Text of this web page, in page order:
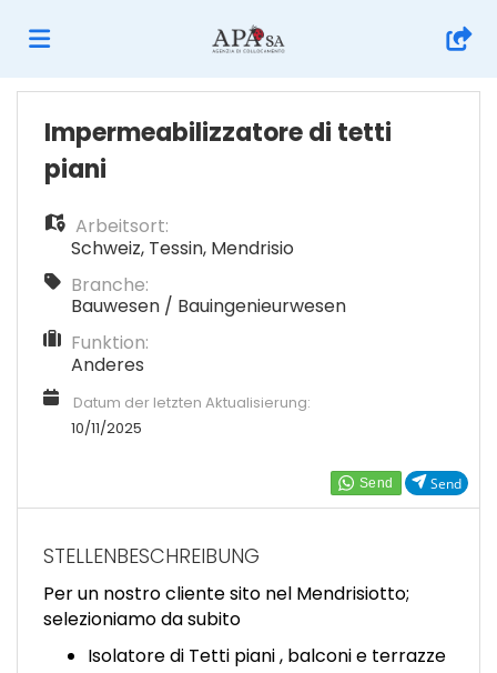
hochladen
Anmelden
Sprache
EN
IT
Send
Impermeabilizzatore di tetti
piani
Arbeitsort:
Schweiz, Tessin, Mendrisio
Branche:
Bauwesen / Bauingenieurwesen
Funktion:
Anderes
Datum der letzten Aktualisierung:
10/11/2025
STELLENBESCHREIBUNG
Per un nostro cliente sito nel Mendrisiotto;
selezioniamo da subito
Isolatore di Tetti piani , balconi e terrazze